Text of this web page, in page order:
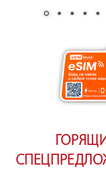
Личный
FAQ по